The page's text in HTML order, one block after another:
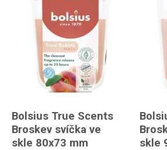
Bolsius True Scents
Broskev svíčka ve
skle 80x73 mm
skle